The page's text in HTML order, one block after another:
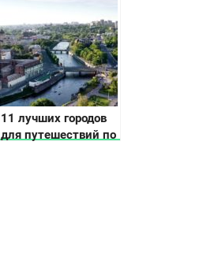
11 лучших городов
для путешествий по